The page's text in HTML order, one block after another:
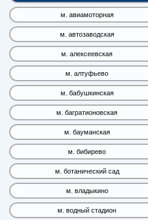
м. авиамоторная
м. автозаводская
м. алексеевская
м. алтуфьево
м. бабушкинская
м. багратионовская
м. бауманская
м. бибирево
м. ботанический сад
м. владыкино
м. водный стадион